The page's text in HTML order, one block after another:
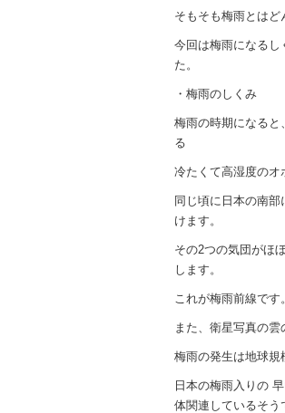
そもそも梅雨とはど
今回は梅雨になるし
た。
・梅雨のしくみ
梅雨の時期になると
る
冷たくて高湿度のオ
同じ頃に日本の南
けます。
その2つの気団がほ
します。
これが梅雨前線です。
また、衛星写真の雲
梅雨の発生は地球規
日本の梅雨入りの
体関連しているそう